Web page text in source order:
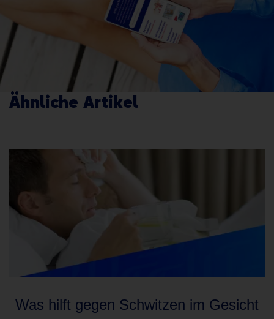
Ähnliche Artikel
Was hilft gegen Schwitzen im Gesicht